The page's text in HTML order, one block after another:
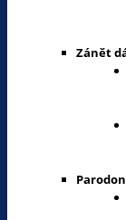
Zánět